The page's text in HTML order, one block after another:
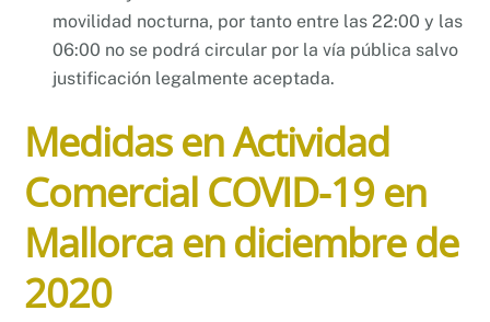
movilidad nocturna, por tanto entre las 22:00 y las
06:00 no se podrá circular por la vía pública salvo
justificación legalmente aceptada.
Medidas en Actividad
Comercial COVID-19 en
Mallorca en diciembre de
2020